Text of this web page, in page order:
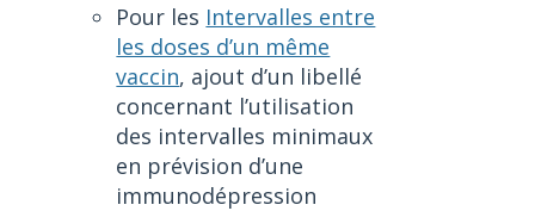
Pour les Intervalles entre
les doses d’un même
vaccin, ajout d’un libellé
concernant l’utilisation
des intervalles minimaux
en prévision d’une
immunodépression